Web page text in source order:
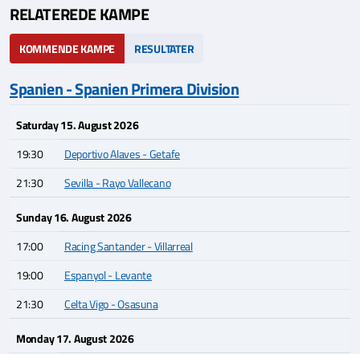
RELATEREDE KAMPE
KOMMENDE KAMPE RESULTATER
Spanien - Spanien Primera Division
Saturday 15. August 2026
19:30
Deportivo Alaves - Getafe
21:30
Sevilla - Rayo Vallecano
Sunday 16. August 2026
17:00
Racing Santander - Villarreal
19:00
Espanyol - Levante
21:30
Celta Vigo - Osasuna
Monday 17. August 2026